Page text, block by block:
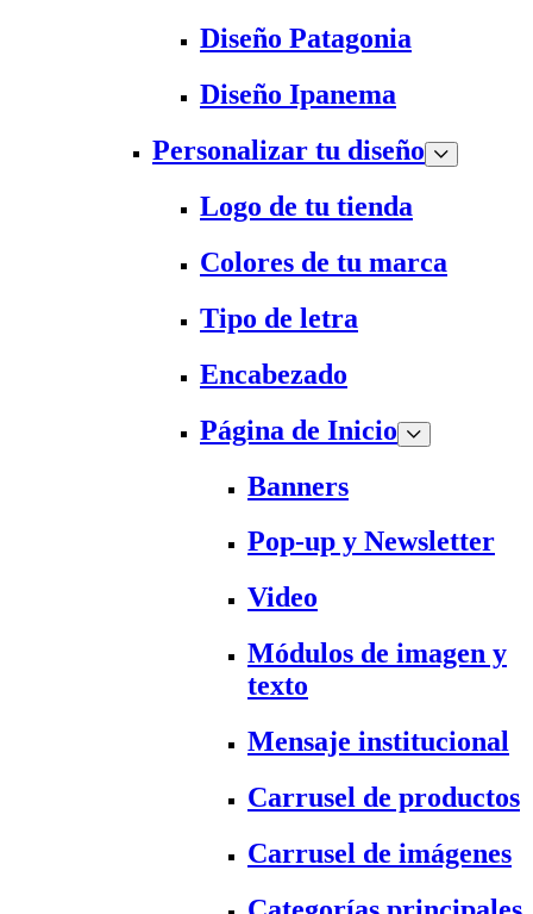
Diseño Patagonia
Diseño Ipanema
Personalizar tu diseño
Logo de tu tienda
Colores de tu marca
Tipo de letra
Encabezado
Página de Inicio
Banners
Pop-up y Newsletter
Video
Módulos de imagen y
texto
Mensaje institucional
Carrusel de productos
Carrusel de imágenes